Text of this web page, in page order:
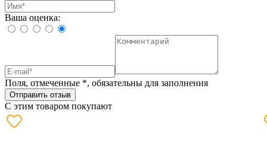
Ваша оценка:
Поля, отмеченные *, обязательны для заполнения
Отправить отзыв
С этим товаром покупают